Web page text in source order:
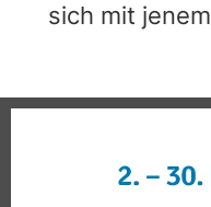
sich mit jenem